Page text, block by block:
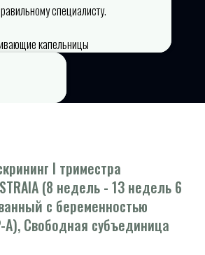
специалисту.
капельницы
I триместра
(8 недель - 13 недель 6
с беременностью
A), Свободная субъединица